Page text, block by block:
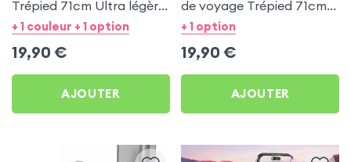
Trépied 71cm Ultra légère
Blanc pour Motorola
+ 1 couleur + 1 option
19,90 €
AJOUTER
de voyage Trépied 71cm -
Blanc pour Motorola
+ 1 option
19,90 €
AJOUTER